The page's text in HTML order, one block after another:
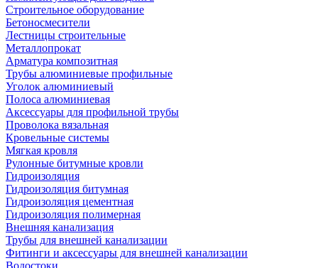
Строительное оборудование
Бетоносмесители
Лестницы строительные
Металлопрокат
Арматура композитная
Трубы алюминиевые профильные
Уголок алюминиевый
Полоса алюминиевая
Аксессуары для профильной трубы
Проволока вязальная
Кровельные системы
Мягкая кровля
Рулонные битумные кровли
Гидроизоляция
Гидроизоляция битумная
Гидроизоляция цементная
Гидроизоляция полимерная
Внешняя канализация
Трубы для внешней канализации
Фитинги и аксессуары для внешней канализации
Водостоки